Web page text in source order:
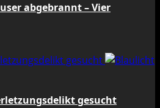
abgebrannt – Vier
gesucht
gesucht